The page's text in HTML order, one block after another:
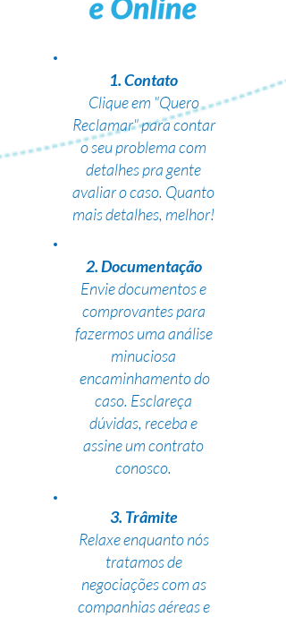
1. Contato
Clique em "Quero
Reclamar" para contar
o seu problema com
detalhes pra gente
avaliar o caso. Quanto
mais detalhes, melhor!
2. Documentação
Envie documentos e
comprovantes para
fazermos uma análise
minuciosa
encaminhamento do
caso. Esclareça
dúvidas, receba e
assine um contrato
conosco.
3. Trâmite
Relaxe enquanto nós
tratamos de
negociações com as
companhias aéreas e